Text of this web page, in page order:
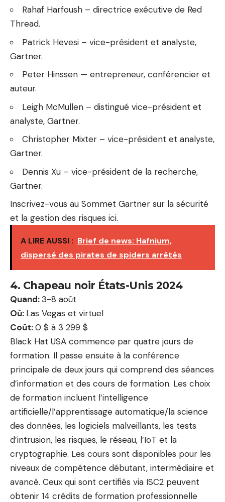
Rahaf Harfoush – directrice exécutive de Red
Thread.
Patrick Hevesi – vice-président et analyste,
Gartner.
Peter Hinssen — entrepreneur, conférencier et
auteur.
Leigh McMullen – distingué vice-président et
analyste, Gartner.
Christopher Mixter – vice-président et analyste,
Gartner.
Dennis Xu – vice-président de la recherche,
Gartner.
Inscrivez-vous au Sommet Gartner sur la sécurité
et la gestion des risques ici.
A LIRE AUSSI : Brief de news: Hafnium,
dispersé des pirates de spiders arrêtés
4. Chapeau noir États-Unis 2024
Quand:3-8 août
Où: Las Vegas et virtuel
Coût:0 $ à 3 299 $
Black Hat USA commence par quatre jours de
formation. Il passe ensuite à la conférence
principale de deux jours qui comprend des séances
d’information et des cours de formation. Les choix
de formation incluent l’intelligence
artificielle/l’apprentissage automatique/la science
des données, les logiciels malveillants, les tests
d’intrusion, les risques, le réseau, l’IoT et la
cryptographie. Les cours sont disponibles pour les
niveaux de compétence débutant, intermédiaire et
avancé. Ceux qui sont certifiés via ISC2 peuvent
obtenir 14 crédits de formation professionnelle